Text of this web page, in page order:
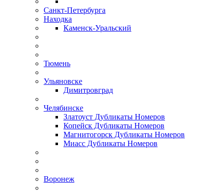
Санкт-Петербурга
Находка
Каменск-Уральский
Тюмень
Ульяновске
Димитровград
Челябинске
Златоуст Дубликаты Номеров
Копейск Дубликаты Номеров
Магнитогорск Дубликаты Номеров
Миасс Дубликаты Номеров
Воронеж